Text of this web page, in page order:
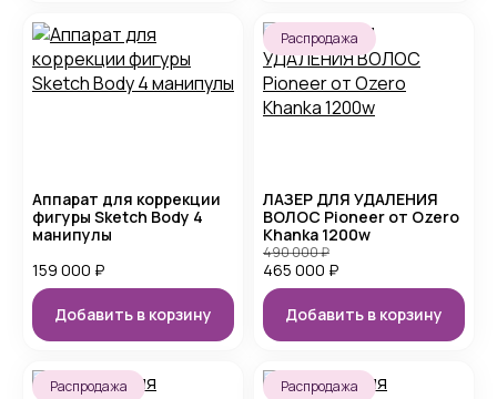
Аппарат для коррекции
фигуры Sketch Body 4
манипулы
159 000 ₽
Добавить в корзину
Распродажа
ЛАЗЕР ДЛЯ УДАЛЕНИЯ
ВОЛОС Pioneer от Ozero
Khanka 1200w
465 000 ₽
490 000₽
Добавить в корзину
Распродажа Распродажа